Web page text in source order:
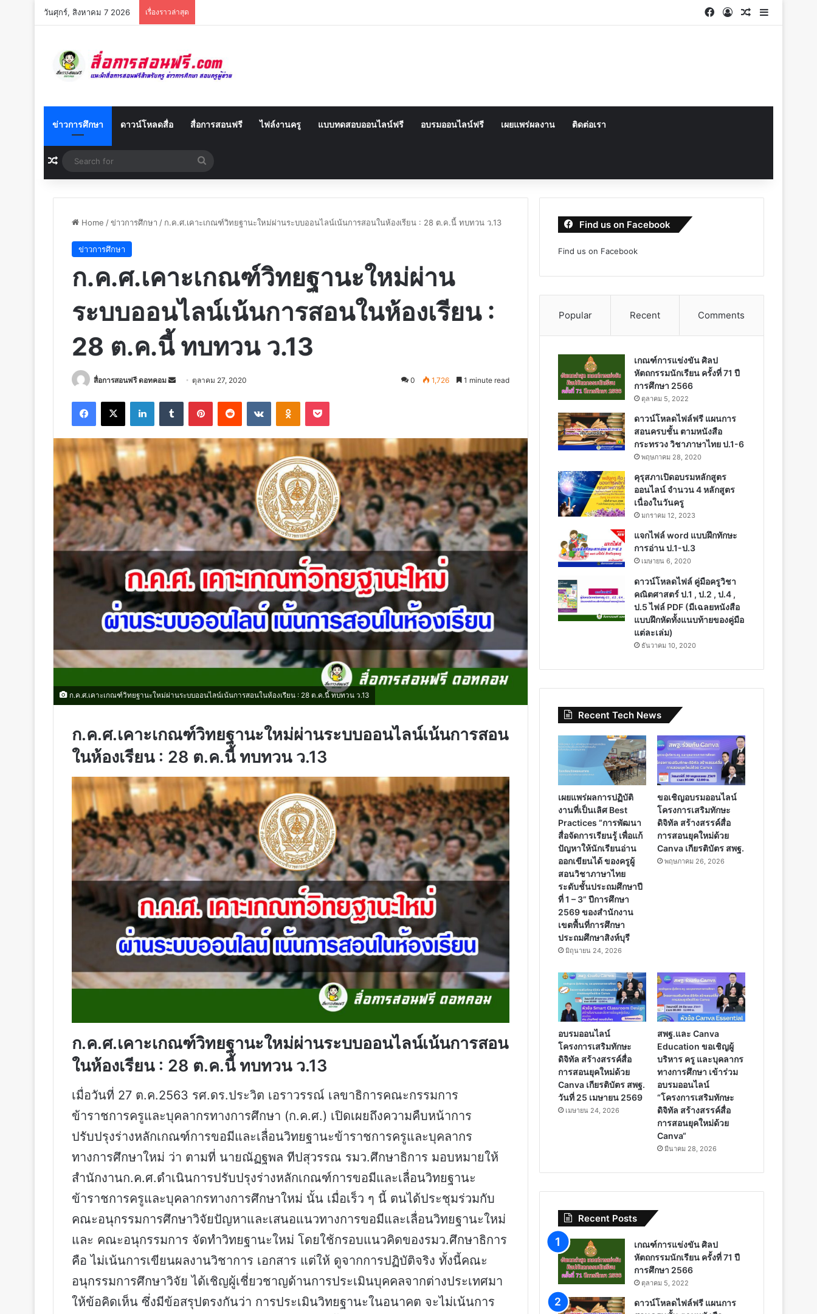
วันศุกร์, สิงหาคม 7 2026 เรื่องราวล่าสุด Facebook
Log InRandom
Sidebar
ข่าวการศึกษา ดาวน์โหลดสื่อ สื่อการสอนฟรี ไฟล์งานครู แบบทดสอบออนไลน์ฟรี อบรมออนไลน์ฟรี เผยแพร่ผลงาน ติดต่อเรา
Random Article
for
Home /ข่าวการศึกษา / ก.ค.ศ.เคาะเกณฑ์วิทยฐานะใหม่ผ่านระบบออนไลน์เน้นการสอนในห้องเรียน : 28 ต.ค.นี้ ทบทวน ว.13
ข่าวการศึกษา
ก.ค.ศ.เคาะเกณฑ์วิทยฐานะใหม่ผ่าน
ระบบออนไลน์เน้นการสอนในห้องเรียน :
28 ต.ค.นี้ ทบทวน ว.13
สื่อการสอนฟรี ดอทคอม
Send ตุลาคม 27, 2020 0 1,726 1 minute read
Facebook
X LinkedInTumblr PinterestReddit VKontakteOdnoklassniki
Pocket
ก.ค.ศ.เคาะเกณฑ์วิทยฐานะใหม่ผ่านระบบออนไลน์เน้นการสอนในห้องเรียน : 28 ต.ค.นี้ ทบทวน ว.13
ก.ค.ศ.เคาะเกณฑ์วิทยฐานะใหม่ผ่านระบบออนไลน์เน้นการสอน
ในห้องเรียน : 28 ต.ค.นี้ ทบทวน ว.13
ก.ค.ศ.เคาะเกณฑ์วิทยฐานะใหม่ผ่านระบบออนไลน์เน้นการสอน
ในห้องเรียน : 28 ต.ค.นี้ ทบทวน ว.13
เมื่อวันที่ 27 ต.ค.2563 รศ.ดร.ประวิต เอราวรรณ์ เลขาธิการคณะกรรมการ
ข้าราชการครูและบุคลากรทางการศึกษา (ก.ค.ศ.) เปิดเผยถึงความคืบหน้าการ
ปรับปรุงร่างหลักเกณฑ์การขอมีและเลื่อนวิทยฐานะข้าราชการครูและบุคลากร
ทางการศึกษาใหม่ ว่า ตามที่ นายณัฏฐพล ทีปสุวรรณ รมว.ศึกษาธิการ มอบหมายให้
สำนักงานก.ค.ศ.ดำเนินการปรับปรุงร่างหลักเกณฑ์การขอมีและเลื่อนวิทยฐานะ
ข้าราชการครูและบุคลากรทางการศึกษาใหม่ นั้น เมื่อเร็ว ๆ นี้ ตนได้ประชุมร่วมกับ
คณะอนุกรรมการศึกษาวิจัยปัญหาและเสนอแนวทางการขอมีและเลื่อนวิทยฐานะใหม่
และ คณะอนุกรรมการ จัดทำวิทยฐานะใหม่ โดยใช้กรอบแนวคิดของรมว.ศึกษาธิการ
คือ ไม่เน้นการเขียนผลงานวิชาการ เอกสาร แต่ให้ ดูจากการปฏิบัติจริง ทั้งนี้คณะ
อนุกรรมการศึกษาวิจัย ได้เชิญผู้เชี่ยวชาญด้านการประเมินบุคคลจากต่างประเทศมา
ให้ข้อคิดเห็น ซึ่งมีข้อสรุปตรงกันว่า การประเมินวิทยฐานะในอนาคต จะไม่เน้นการ
Find us on Facebook
Find us on Facebook
Popular Recent Comments
เกณฑ์การแข่งขัน ศิลป
หัตถกรรมนักเรียน ครั้งที่ 71 ปี
การศึกษา 2566
ตุลาคม 5, 2022
ดาวน์โหลดไฟล์ฟรี แผนการ
สอนครบชั้น ตามหนังสือ
กระทรวง วิชาภาษาไทย ป.1-6
พฤษภาคม 28, 2020
คุรุสภาเปิดอบรมหลักสูตร
ออนไลน์ จำนวน 4 หลักสูตร
เนื่องในวันครู
มกราคม 12, 2023
แจกไฟล์ word แบบฝึกทักษะ
การอ่าน ป.1-ป.3
เมษายน 6, 2020
ดาวน์โหลดไฟล์ คู่มือครูวิชา
คณิตศาสตร์ ป.1 , ป.2 , ป.4 ,
ป.5 ไฟล์ PDF (มีเฉลยหนังสือ
แบบฝึกหัดทั้งแนบท้ายของคู่มือ
แต่ละเล่ม)
ธันวาคม 10, 2020
Recent Tech News
เผยแพร่ผลการปฏิบัติ
งานที่เป็นเลิศ Best
Practices “การพัฒนา
สื่อจัดการเรียนรู้ เพื่อแก้
ปัญหาให้นักเรียนอ่าน
ออกเขียนได้ ของครูผู้
สอนวิชาภาษาไทย
ระดับชั้นประถมศึกษาปี
ที่ 1 – 3” ปีการศึกษา
2569 ของสำนักงาน
เขตพื้นที่การศึกษา
ประถมศึกษาสิงห์บุรี
มิถุนายน 24, 2026
ขอเชิญอบรมออนไลน์
โครงการเสริมทักษะ
ดิจิทัล สร้างสรรค์สื่อ
การสอนยุคใหม่ด้วย
Canva เกียรติบัตร สพฐ.
พฤษภาคม 26, 2026
อบรมออนไลน์
โครงการเสริมทักษะ
ดิจิทัล สร้างสรรค์สื่อ
การสอนยุคใหม่ด้วย
Canva เกียรติบัตร สพฐ.
วันที่ 25 เมษายน 2569
เมษายน 24, 2026
สพฐ.และ Canva
Education ขอเชิญผู้
บริหาร ครู และบุคลากร
ทางการศึกษา เข้าร่วม
อบรมออนไลน์
“โครงการเสริมทักษะ
ดิจิทัล สร้างสรรค์สื่อ
การสอนยุคใหม่ด้วย
Canva“
มีนาคม 28, 2026
Recent Posts
เกณฑ์การแข่งขัน ศิลป
หัตถกรรมนักเรียน ครั้งที่ 71 ปี
การศึกษา 2566
ตุลาคม 5, 2022
ดาวน์โหลดไฟล์ฟรี แผนการ